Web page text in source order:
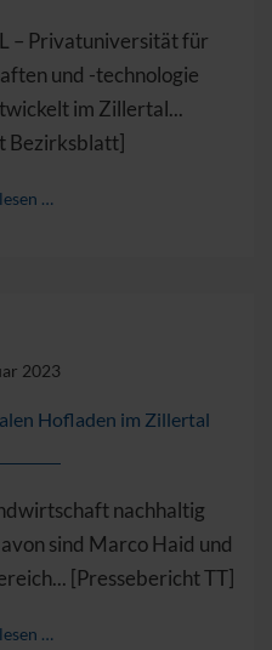
– Privatuniversität für
und -technologie
im Zillertal...
Bezirksblatt]
…
2023
Hofladen im Zillertal
nachhaltig
sind Marco Haid und
[Pressebericht TT]
…